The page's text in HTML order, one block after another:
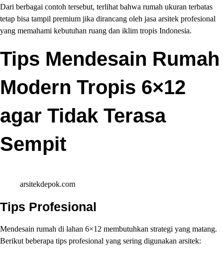
Dari berbagai contoh tersebut, terlihat bahwa rumah ukuran terbatas
tetap bisa tampil premium jika dirancang oleh jasa arsitek profesional
yang memahami kebutuhan ruang dan iklim tropis Indonesia.
Tips Mendesain Rumah
Modern Tropis 6×12
agar Tidak Terasa
Sempit
arsitekdepok.com
Tips Profesional
Mendesain rumah di lahan 6×12 membutuhkan strategi yang matang.
Berikut beberapa tips profesional yang sering digunakan arsitek: